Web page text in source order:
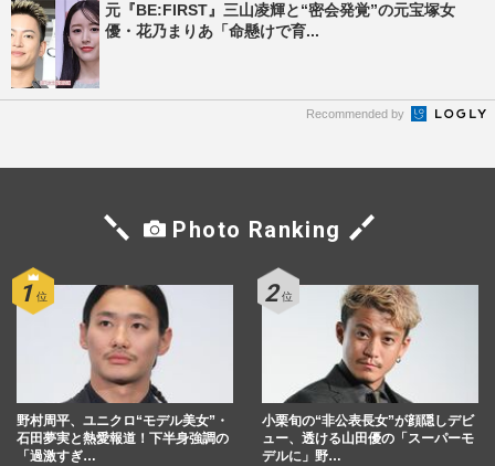
元『BE:FIRST』三山凌輝と“密会発覚”の元宝塚女
優・花乃まりあ「命懸けで育...
Recommended by
Photo Ranking
野村周平、ユニクロ“モデル美女”・
石田夢実と熱愛報道！下半身強調の
「過激すぎ…
小栗旬の“非公表長女”が顔隠しデビ
ュー、透ける山田優の「スーパーモ
デルに」野…